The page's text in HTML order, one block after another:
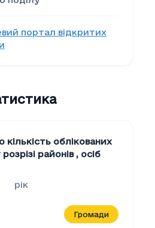
портал відкритих
кількість облікованих
районів , осіб
рік
Громади